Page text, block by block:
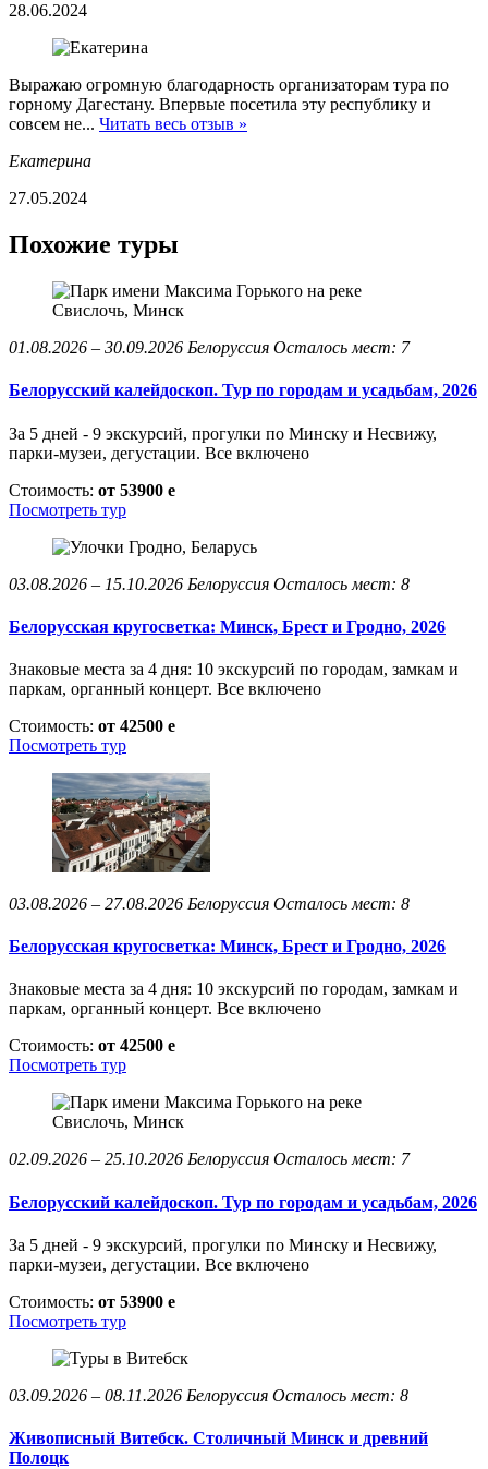
28.06.2024
Выражаю огромную благодарность организаторам тура по
горному Дагестану. Впервые посетила эту республику и
совсем не... Читать весь отзыв »
Екатерина
27.05.2024
Похожие туры
01.08.2026 – 30.09.2026 Белоруссия Осталось мест: 7
Белорусский калейдоскоп. Тур по городам и усадьбам, 2026
За 5 дней - 9 экскурсий, прогулки по Минску и Несвижу,
парки-музеи, дегустации. Все включено
Стоимость: от 53900 e
Посмотреть тур
03.08.2026 – 15.10.2026 Белоруссия Осталось мест: 8
Белорусская кругосветка: Минск, Брест и Гродно, 2026
Знаковые места за 4 дня: 10 экскурсий по городам, замкам и
паркам, органный концерт. Все включено
Стоимость: от 42500 e
Посмотреть тур
03.08.2026 – 27.08.2026 Белоруссия Осталось мест: 8
Белорусская кругосветка: Минск, Брест и Гродно, 2026
Знаковые места за 4 дня: 10 экскурсий по городам, замкам и
паркам, органный концерт. Все включено
Стоимость: от 42500 e
Посмотреть тур
02.09.2026 – 25.10.2026 Белоруссия Осталось мест: 7
Белорусский калейдоскоп. Тур по городам и усадьбам, 2026
За 5 дней - 9 экскурсий, прогулки по Минску и Несвижу,
парки-музеи, дегустации. Все включено
Стоимость: от 53900 e
Посмотреть тур
03.09.2026 – 08.11.2026 Белоруссия Осталось мест: 8
Живописный Витебск. Столичный Минск и древний
Полоцк